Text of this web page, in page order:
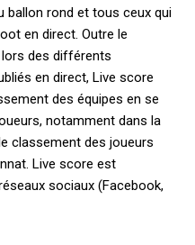
ballon rond et tous ceux qui
en direct. Outre le
des différents
en direct, Live score
des équipes en se
notamment dans la
classement des joueurs
Live score est
sociaux (Facebook,